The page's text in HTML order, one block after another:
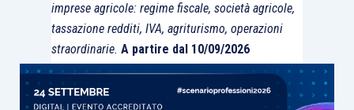
imprese agricole: regime fiscale, società agricole,
tassazione redditi, IVA, agriturismo, operazioni
straordinarie. A partire dal 10/09/2026